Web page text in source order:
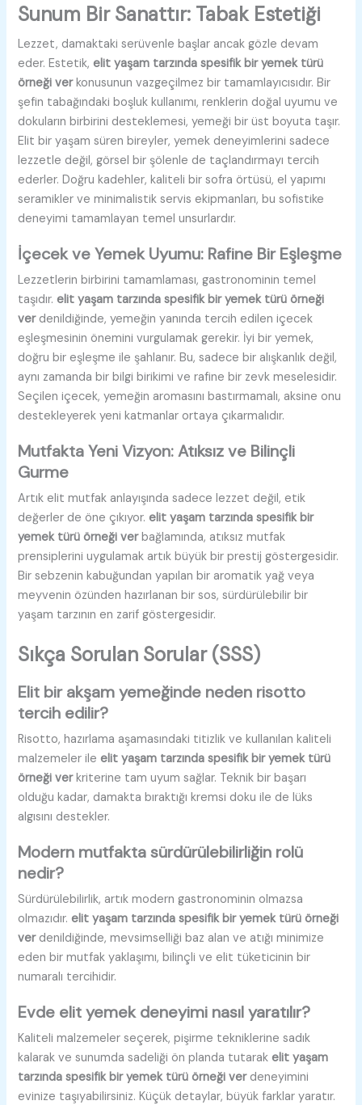
Sunum Bir Sanattır: Tabak Estetiği
Lezzet, damaktaki serüvenle başlar ancak gözle devam
eder. Estetik,elit yaşam tarzında spesifik bir yemek türü
örneği verkonusunun vazgeçilmez bir tamamlayıcısıdır. Bir
şefin tabağındaki boşluk kullanımı, renklerin doğal uyumu ve
dokuların birbirini desteklemesi, yemeği bir üst boyuta taşır.
Elit bir yaşam süren bireyler, yemek deneyimlerini sadece
lezzetle değil, görsel bir şölenle de taçlandırmayı tercih
ederler. Doğru kadehler, kaliteli bir sofra örtüsü, el yapımı
seramikler ve minimalistik servis ekipmanları, bu sofistike
deneyimi tamamlayan temel unsurlardır.
İçecek ve Yemek Uyumu: Rafine Bir Eşleşme
Lezzetlerin birbirini tamamlaması, gastronominin temel
taşıdır.elit yaşam tarzında spesifik bir yemek türü örneği
verdenildiğinde, yemeğin yanında tercih edilen içecek
eşleşmesinin önemini vurgulamak gerekir. İyi bir yemek,
doğru bir eşleşme ile şahlanır. Bu, sadece bir alışkanlık değil,
aynı zamanda bir bilgi birikimi ve rafine bir zevk meselesidir.
Seçilen içecek, yemeğin aromasını bastırmamalı, aksine onu
destekleyerek yeni katmanlar ortaya çıkarmalıdır.
Mutfakta Yeni Vizyon: Atıksız ve Bilinçli
Gurme
Artık elit mutfak anlayışında sadece lezzet değil, etik
değerler de öne çıkıyor.elit yaşam tarzında spesifik bir
yemek türü örneği verbağlamında, atıksız mutfak
prensiplerini uygulamak artık büyük bir prestij göstergesidir.
Bir sebzenin kabuğundan yapılan bir aromatik yağ veya
meyvenin özünden hazırlanan bir sos, sürdürülebilir bir
yaşam tarzının en zarif göstergesidir.
Sıkça Sorulan Sorular (SSS)
Elit bir akşam yemeğinde neden risotto
tercih edilir?
Risotto, hazırlama aşamasındaki titizlik ve kullanılan kaliteli
malzemeler ileelit yaşam tarzında spesifik bir yemek türü
örneği verkriterine tam uyum sağlar. Teknik bir başarı
olduğu kadar, damakta bıraktığı kremsi doku ile de lüks
algısını destekler.
Modern mutfakta sürdürülebilirliğin rolü
nedir?
Sürdürülebilirlik, artık modern gastronominin olmazsa
olmazıdır.elit yaşam tarzında spesifik bir yemek türü örneği
verdenildiğinde, mevsimselliği baz alan ve atığı minimize
eden bir mutfak yaklaşımı, bilinçli ve elit tüketicinin bir
numaralı tercihidir.
Evde elit yemek deneyimi nasıl yaratılır?
Kaliteli malzemeler seçerek, pişirme tekniklerine sadık
kalarak ve sunumda sadeliği ön planda tutarakelit yaşam
tarzında spesifik bir yemek türü örneği verdeneyimini
evinize taşıyabilirsiniz. Küçük detaylar, büyük farklar yaratır.